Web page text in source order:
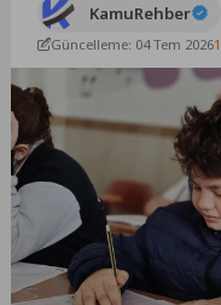
KamuRehber
Güncelleme: 04 Tem 2026